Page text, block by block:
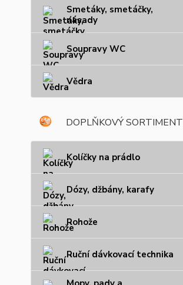
Smetáky, smetáčky,
násady
Soupravy WC
Vědra
DOPLŇKOVÝ SORTIMENT
Kolíčky na prádlo
Dózy, džbány, karafy
Rohože
Ruční dávkovací technika